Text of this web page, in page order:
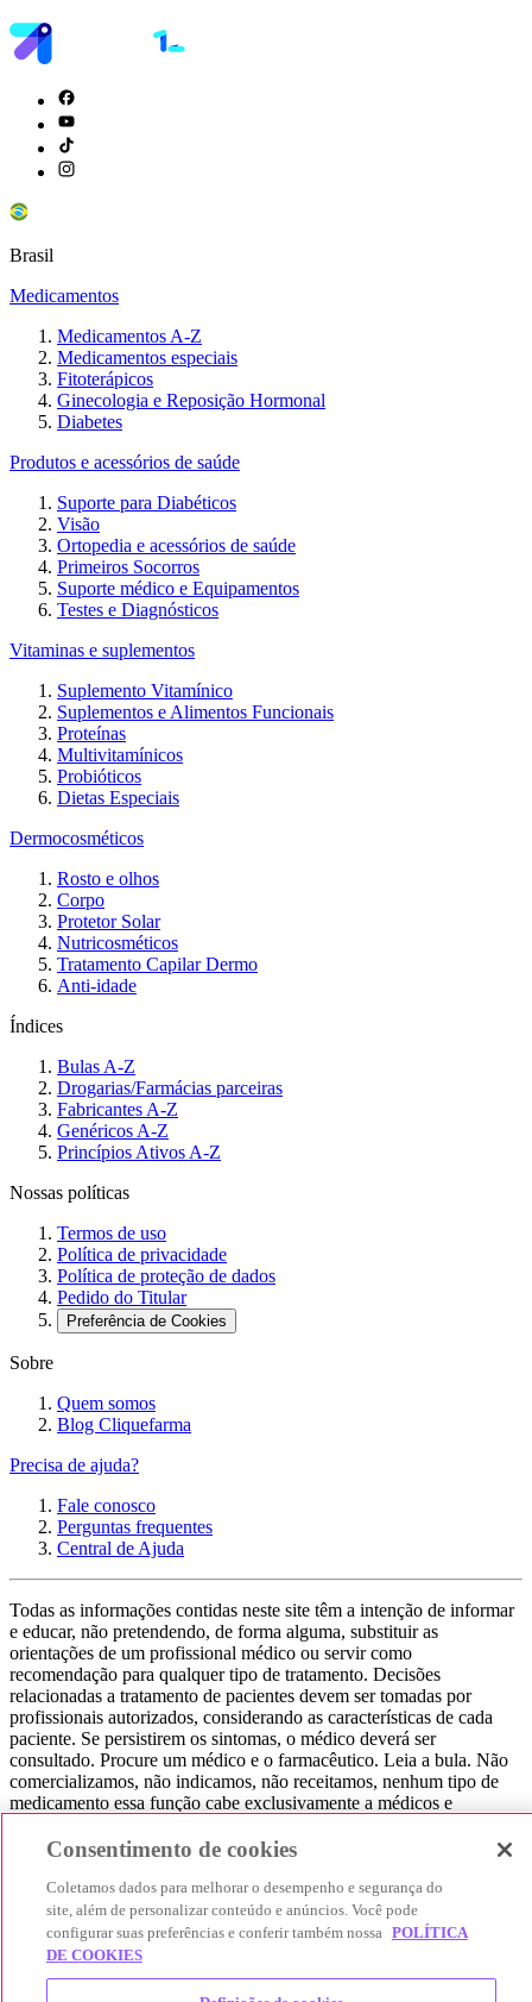
Brasil
Medicamentos
Medicamentos A-Z
Medicamentos especiais
Fitoterápicos
Ginecologia e Reposição Hormonal
Diabetes
Produtos e acessórios de saúde
Suporte para Diabéticos
Visão
Ortopedia e acessórios de saúde
Primeiros Socorros
Suporte médico e Equipamentos
Testes e Diagnósticos
Vitaminas e suplementos
Suplemento Vitamínico
Suplementos e Alimentos Funcionais
Proteínas
Multivitamínicos
Probióticos
Dietas Especiais
Dermocosméticos
Rosto e olhos
Corpo
Protetor Solar
Nutricosméticos
Tratamento Capilar Dermo
Anti-idade
Índices
Bulas A-Z
Drogarias/Farmácias parceiras
Fabricantes A-Z
Genéricos A-Z
Princípios Ativos A-Z
Nossas políticas
Termos de uso
Política de privacidade
Política de proteção de dados
Pedido do Titular
Preferência de Cookies
Sobre
Quem somos
Blog Cliquefarma
Precisa de ajuda?
Fale conosco
Perguntas frequentes
Central de Ajuda
Todas as informações contidas neste site têm a intenção de informar
e educar, não pretendendo, de forma alguma, substituir as
orientações de um profissional médico ou servir como
recomendação para qualquer tipo de tratamento. Decisões
relacionadas a tratamento de pacientes devem ser tomadas por
profissionais autorizados, considerando as características de cada
paciente. Se persistirem os sintomas, o médico deverá ser
consultado. Procure um médico e o farmacêutico. Leia a bula. Não
comercializamos, não indicamos, não receitamos, nenhum tipo de
medicamento essa função cabe exclusivamente a médicos e
consultar seu médico. Não somos uma loja ou marketplace, ou seja,
que você encontre o preço mais barato, comparando os preços de
produtos farmacêuticos. Contribuímos e damos auxílio para que sua
experiência seja bem-sucedida, mas a finalização da compra
acontece nos sites das nossas lojas parceiras.
© 2025 Afya Participações S.A. - todos os direitos reservados.
Consentimento de cookies
Coletamos dados para melhorar o desempenho e segurança do
site, além de personalizar conteúdo e anúncios. Você pode
configurar suas preferências e conferir também nossa POLÍTICA
DE COOKIES